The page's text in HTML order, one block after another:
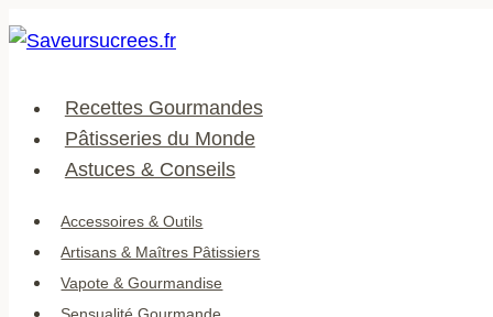
Aller
au
Recettes Gourmandes
Pâtisseries du Monde
Astuces & Conseils
Accessoires & Outils
Artisans & Maîtres Pâtissiers
Vapote & Gourmandise